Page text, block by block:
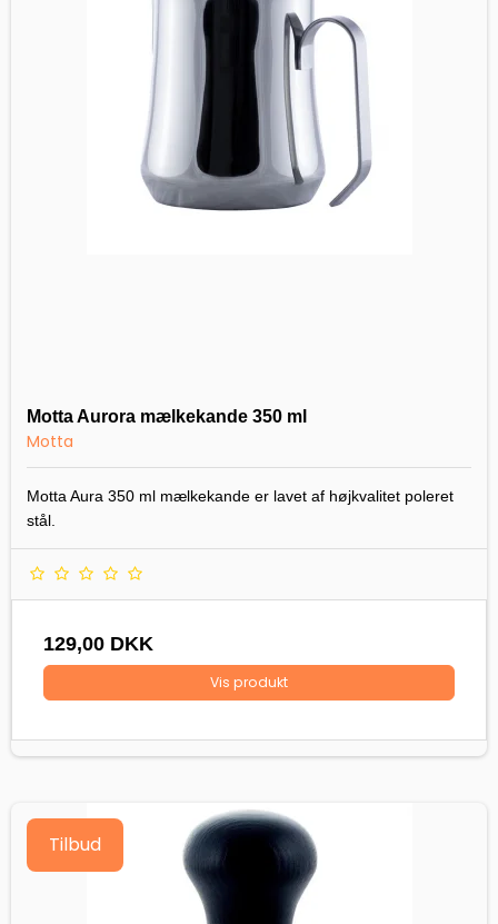
Motta Aurora mælkekande 350 ml
Motta
Motta Aura 350 ml mælkekande er lavet af højkvalitet poleret
stål.
129,00 DKK
Vis produkt
Tilbud